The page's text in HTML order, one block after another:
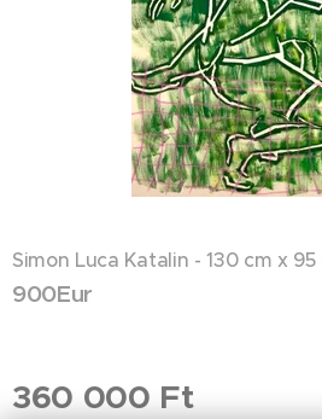
Simon Luca Katalin - 130 cm x
900Eur
360 000 Ft